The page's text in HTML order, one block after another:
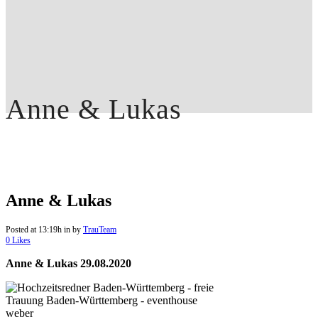
Anne & Lukas
Anne & Lukas
Posted at 13:19h in by TrauTeam
0 Likes
Anne & Lukas 29.08.2020